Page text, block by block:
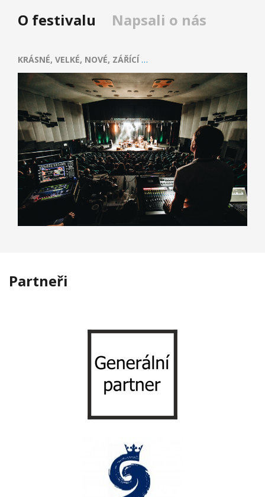
O festivalu Napsali o nás
KRÁSNÉ, VELKÉ, NOVÉ, ZÁŘÍCÍ …
Partneři